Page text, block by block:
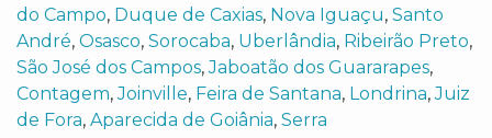
do Campo, Duque de Caxias, Nova Iguaçu, Santo
André, Osasco, Sorocaba, Uberlândia, Ribeirão Preto,
São José dos Campos,Jaboatão dos Guararapes,
Contagem,Joinville, Feira de Santana, Londrina,Juiz
de Fora, Aparecida de Goiânia, Serra